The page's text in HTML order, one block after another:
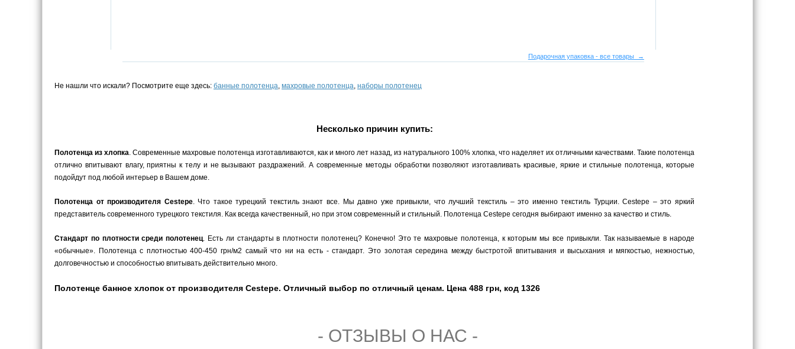
Подарочная упаковка - все товары →
Не нашли что искали? Посмотрите еще здесь: банные полотенца, махровые полотенца, наборы полотенец
Несколько причин купить:
Полотенца из хлопка. Современные махровые полотенца изготавливаются, как и много лет назад, из натурального 100% хлопка, что наделяет их отличными качествами. Такие полотенца
отлично впитывают влагу, приятны к телу и не вызывают раздражений. А современные методы обработки позволяют изготавливать красивые, яркие и стильные полотенца, которые
подойдут под любой интерьер в Вашем доме.
Полотенца от производителя Cestepe. Что такое турецкий текстиль знают все. Мы давно уже привыкли, что лучший текстиль – это именно текстиль Турции. Cestepe – это яркий
представитель современного турецкого текстиля. Как всегда качественный, но при этом современный и стильный. Полотенца Cestepe сегодня выбирают именно за качество и стиль.
Стандарт по плотности среди полотенец. Есть ли стандарты в плотности полотенец? Конечно! Это те махровые полотенца, к которым мы все привыкли. Так называемые в народе
«обычные». Полотенца с плотностью 400-450 грн/м2 самый что ни на есть - стандарт. Это золотая середина между быстротой впитывания и высыхания и мягкостью, нежностью,
долговечностью и способностью впитывать действительно много.
Полотенце банное хлопок от производителя Cestepe. Отличный выбор по отличный ценам. Цена 488 грн, код 1326
- ОТЗЫВЫ О НАС -